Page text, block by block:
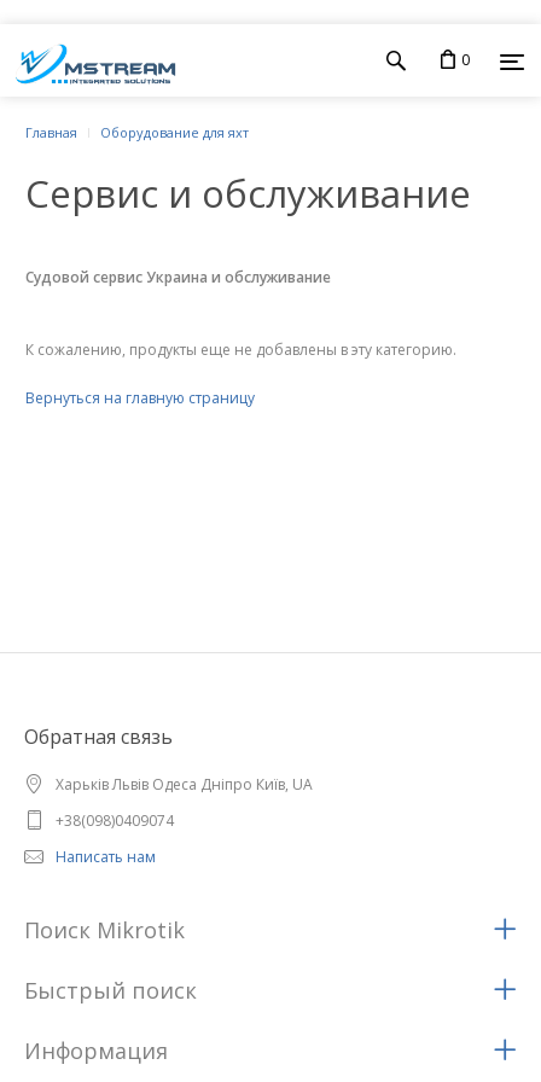
0
Главная Оборудование для яхт
Сервис и обслуживание
Судовой сервис Украина и обслуживание
К сожалению, продукты еще не добавлены в эту категорию.
Вернуться на главную страницу
Обратная связь
Харьків Львів Одеса Дніпро Київ, UA
+38(098)0409074
Написать нам
Поиск Mikrotik
Быстрый поиск
Информация